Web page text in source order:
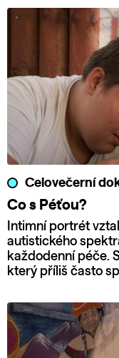
Celovečerní
Co s Péťou?
Intimní portrét
autistického
každodenní péče.
který příliš často